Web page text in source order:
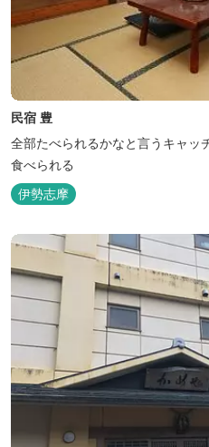
民宿 豊
全部たべられるかなと言うキャッ
食べられる
伊勢志摩